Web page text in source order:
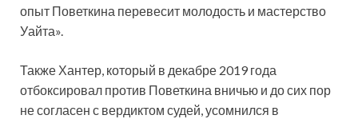
опыт Поветкина перевесит молодость и мастерство
Уайта».
Также Хантер, который в декабре 2019 года
отбоксировал против Поветкина вничью и до сих пор
не согласен с вердиктом судей, усомнился в